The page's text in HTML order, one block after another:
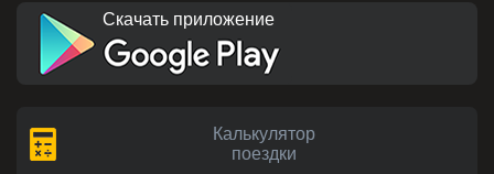
Скачать приложение
Калькулятор
поездки